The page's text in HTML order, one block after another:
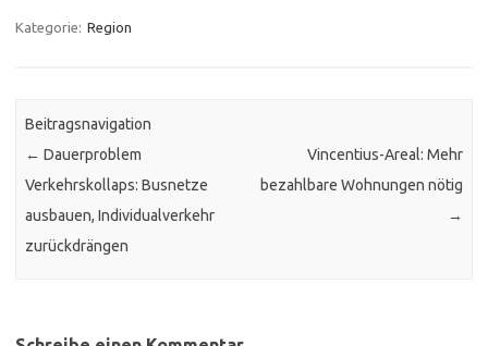
Kategorie: Region
Beitragsnavigation
← Dauerproblem
Verkehrskollaps: Busnetze
ausbauen, Individualverkehr
zurückdrängen
Vincentius-Areal: Mehr
bezahlbare Wohnungen nötig
→